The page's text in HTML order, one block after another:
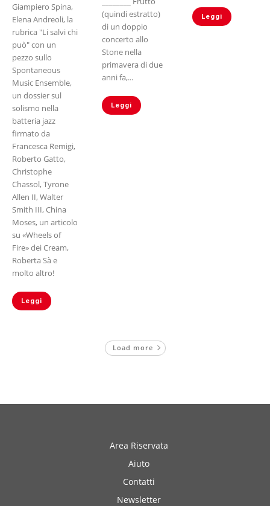
Giampiero Spina,
Elena Andreoli, la
rubrica "Li salvi chi
può" con un
pezzo sullo
Spontaneous
Music Ensemble,
un dossier sul
solismo nella
batteria jazz
firmato da
Francesca Remigi,
Roberto Gatto,
Christophe
Chassol, Tyrone
Allen II, Walter
Smith III, China
Moses, un articolo
su «Wheels of
Fire» dei Cream,
Roberta Sà e
molto altro!
Leggi
(quindi estratto)
di un doppio
concerto allo
Stone nella
primavera di due
anni fa,...
Leggi
Leggi
Load more
Area Riservata
Aiuto
Contatti
Newsletter